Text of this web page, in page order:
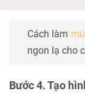
Cách làm
ngon lạ cho
Bước 4. Tạo